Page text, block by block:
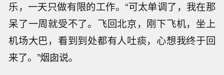
乐，一天只做有限的工作。“可太单调了，我在那
呆了一周就受不了。飞回北京，刚下飞机，坐上
机场大巴，看到到处都有人吐痰，心想我终于回
来了。”烟囱说。